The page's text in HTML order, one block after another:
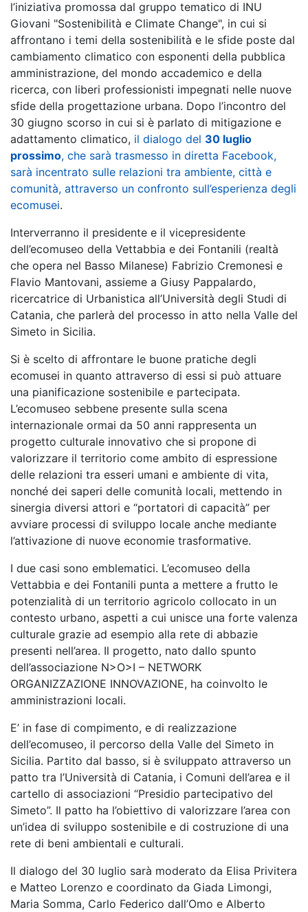
l’iniziativa promossa dal gruppo tematico di INU
Giovani "Sostenibilità e Climate Change", in cui si
affrontano i temi della sostenibilità e le sfide poste dal
cambiamento climatico con esponenti della pubblica
amministrazione, del mondo accademico e della
ricerca, con liberi professionisti impegnati nelle nuove
sfide della progettazione urbana. Dopo l’incontro del
30 giugno scorso in cui si è parlato di mitigazione e
adattamento climatico, il dialogo del 30 luglio
prossimo, che sarà trasmesso in diretta Facebook,
sarà incentrato sulle relazioni tra ambiente, città e
comunità, attraverso un confronto sull’esperienza degli
ecomusei.
Interverranno il presidente e il vicepresidente
dell’ecomuseo della Vettabbia e dei Fontanili (realtà
che opera nel Basso Milanese) Fabrizio Cremonesi e
Flavio Mantovani, assieme a Giusy Pappalardo,
ricercatrice di Urbanistica all’Università degli Studi di
Catania, che parlerà del processo in atto nella Valle del
Simeto in Sicilia.
Si è scelto di affrontare le buone pratiche degli
ecomusei in quanto attraverso di essi si può attuare
una pianificazione sostenibile e partecipata.
L’ecomuseo sebbene presente sulla scena
internazionale ormai da 50 anni rappresenta un
progetto culturale innovativo che si propone di
valorizzare il territorio come ambito di espressione
delle relazioni tra esseri umani e ambiente di vita,
nonché dei saperi delle comunità locali, mettendo in
sinergia diversi attori e “portatori di capacità” per
avviare processi di sviluppo locale anche mediante
l’attivazione di nuove economie trasformative.
I due casi sono emblematici. L’ecomuseo della
Vettabbia e dei Fontanili punta a mettere a frutto le
potenzialità di un territorio agricolo collocato in un
contesto urbano, aspetti a cui unisce una forte valenza
culturale grazie ad esempio alla rete di abbazie
presenti nell’area. Il progetto, nato dallo spunto
dell’associazione N>O>I – NETWORK
ORGANIZZAZIONE INNOVAZIONE, ha coinvolto le
amministrazioni locali.
E’ in fase di compimento, e di realizzazione
dell’ecomuseo, il percorso della Valle del Simeto in
Sicilia. Partito dal basso, si è sviluppato attraverso un
patto tra l’Università di Catania, i Comuni dell’area e il
cartello di associazioni “Presidio partecipativo del
Simeto”. Il patto ha l’obiettivo di valorizzare l’area con
un’idea di sviluppo sostenibile e di costruzione di una
rete di beni ambientali e culturali.
Il dialogo del 30 luglio sarà moderato da Elisa Privitera
e Matteo Lorenzo e coordinato da Giada Limongi,
Maria Somma, Carlo Federico dall’Omo e Alberto